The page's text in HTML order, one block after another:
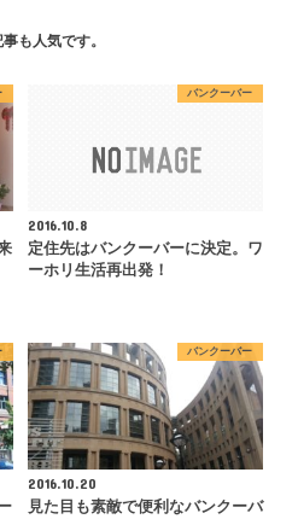
も人気です。
バンクーバー
2016.10.8
定住先はバンクーバーに決定。ワ
ーホリ生活再出発！
バンクーバー
2016.10.20
見た目も素敵で便利なバンクーバ